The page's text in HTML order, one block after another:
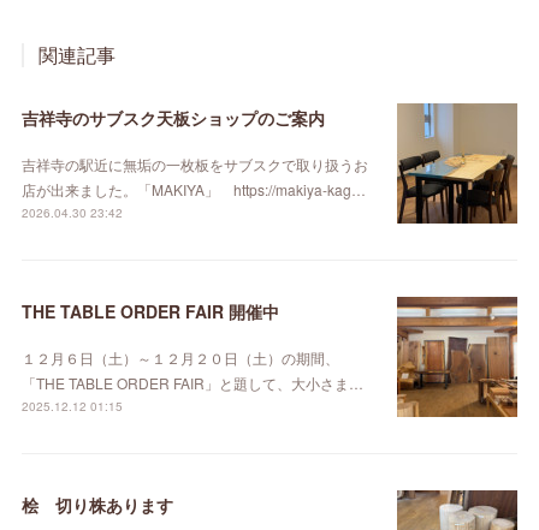
関連記事
吉祥寺のサブスク天板ショップのご案内
吉祥寺の駅近に無垢の一枚板をサブスクで取り扱うお
店が出来ました。「MAKIYA」 https://makiya-kag…
2026.04.30 23:42
THE TABLE ORDER FAIR 開催中
１２月６日（土）～１２月２０日（土）の期間、
「THE TABLE ORDER FAIR」と題して、大小さま…
2025.12.12 01:15
桧 切り株あります